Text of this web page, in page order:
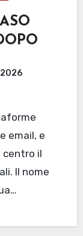
email, e
centro il
Il nome